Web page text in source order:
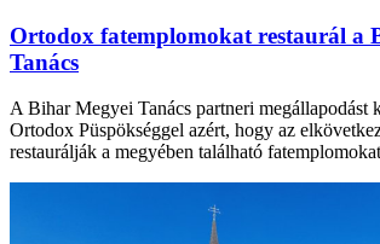
Ortodox fatemplomokat restaurál a
Tanács
A Bihar Megyei Tanács partneri megállapodást
Ortodox Püspökséggel azért, hogy az
restaurálják a megyében található